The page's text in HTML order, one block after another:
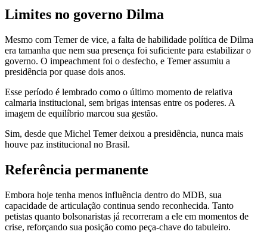
Limites no governo Dilma
Mesmo com Temer de vice, a falta de habilidade política de Dilma
era tamanha que nem sua presença foi suficiente para estabilizar o
governo. O impeachment foi o desfecho, e Temer assumiu a
presidência por quase dois anos.
Esse período é lembrado como o último momento de relativa
calmaria institucional, sem brigas intensas entre os poderes. A
imagem de equilíbrio marcou sua gestão.
Sim, desde que Michel Temer deixou a presidência, nunca mais
houve paz institucional no Brasil.
Referência permanente
Embora hoje tenha menos influência dentro do MDB, sua
capacidade de articulação continua sendo reconhecida. Tanto
petistas quanto bolsonaristas já recorreram a ele em momentos de
crise, reforçando sua posição como peça-chave do tabuleiro.